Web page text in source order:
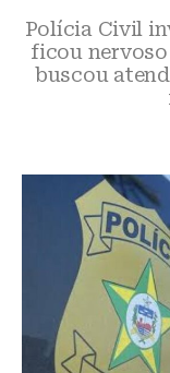
Polícia Civil
ficou nervoso
buscou